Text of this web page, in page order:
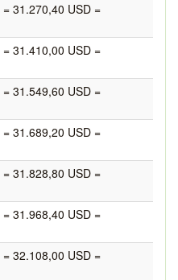
= 31.270,40 USD =
= 31.410,00 USD =
= 31.549,60 USD =
= 31.689,20 USD =
= 31.828,80 USD =
= 31.968,40 USD =
= 32.108,00 USD =